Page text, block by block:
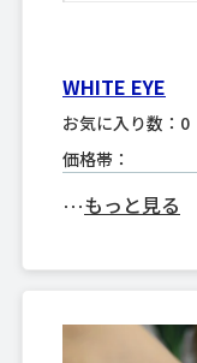
WHITE EYE
お気に入り数：0
価格帯：
･･･もっと見る